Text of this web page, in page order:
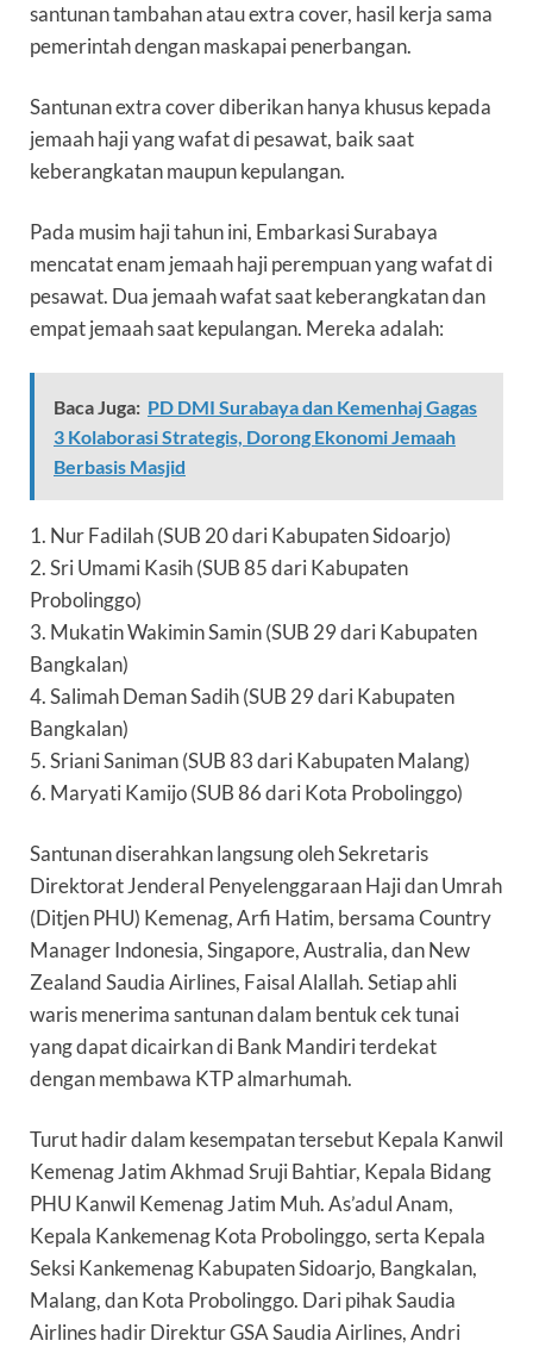
santunan tambahan atau extra cover, hasil kerja sama
pemerintah dengan maskapai penerbangan.
Santunan extra cover diberikan hanya khusus kepada
jemaah haji yang wafat di pesawat, baik saat
keberangkatan maupun kepulangan.
Pada musim haji tahun ini, Embarkasi Surabaya
mencatat enam jemaah haji perempuan yang wafat di
pesawat. Dua jemaah wafat saat keberangkatan dan
empat jemaah saat kepulangan. Mereka adalah:
Baca Juga: PD DMI Surabaya dan Kemenhaj Gagas
3 Kolaborasi Strategis, Dorong Ekonomi Jemaah
Berbasis Masjid
1. Nur Fadilah (SUB 20 dari Kabupaten Sidoarjo)
2. Sri Umami Kasih (SUB 85 dari Kabupaten
Probolinggo)
3. Mukatin Wakimin Samin (SUB 29 dari Kabupaten
Bangkalan)
4. Salimah Deman Sadih (SUB 29 dari Kabupaten
Bangkalan)
5. Sriani Saniman (SUB 83 dari Kabupaten Malang)
6. Maryati Kamijo (SUB 86 dari Kota Probolinggo)
Santunan diserahkan langsung oleh Sekretaris
Direktorat Jenderal Penyelenggaraan Haji dan Umrah
(Ditjen PHU) Kemenag, Arfi Hatim, bersama Country
Manager Indonesia, Singapore, Australia, dan New
Zealand Saudia Airlines, Faisal Alallah. Setiap ahli
waris menerima santunan dalam bentuk cek tunai
yang dapat dicairkan di Bank Mandiri terdekat
dengan membawa KTP almarhumah.
Turut hadir dalam kesempatan tersebut Kepala Kanwil
Kemenag Jatim Akhmad Sruji Bahtiar, Kepala Bidang
PHU Kanwil Kemenag Jatim Muh. As’adul Anam,
Kepala Kankemenag Kota Probolinggo, serta Kepala
Seksi Kankemenag Kabupaten Sidoarjo, Bangkalan,
Malang, dan Kota Probolinggo. Dari pihak Saudia
Airlines hadir Direktur GSA Saudia Airlines, Andri